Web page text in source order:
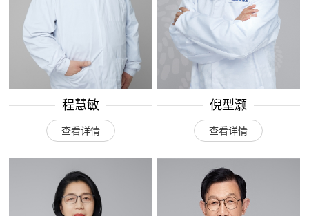
程慧敏
查看详情
倪型灏
查看详情